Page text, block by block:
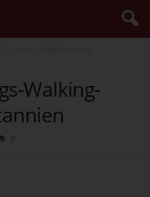
Walking-
0